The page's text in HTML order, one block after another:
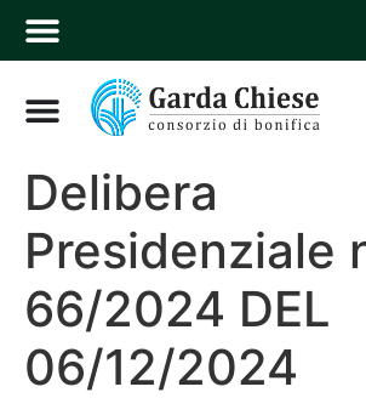
Delibera
Presidenziale
66/2024 DEL
06/12/2024